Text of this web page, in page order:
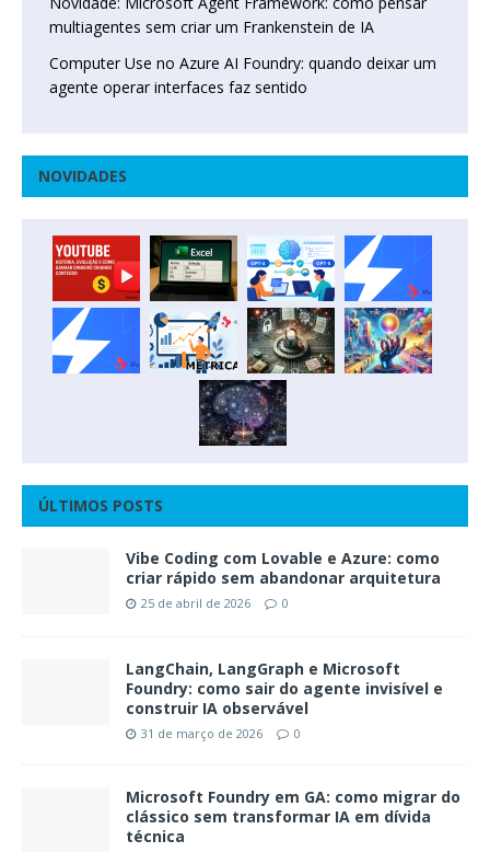
multiagentes sem criar um Frankenstein de IA
Computer Use no Azure AI Foundry: quando deixar um
agente operar interfaces faz sentido
NOVIDADES
ÚLTIMOS POSTS
Vibe Coding com Lovable e Azure: como
criar rápido sem abandonar arquitetura
25 de abril de 2026 0
LangChain, LangGraph e Microsoft
Foundry: como sair do agente invisível e
construir IA observável
31 de março de 2026 0
Microsoft Foundry em GA: como migrar do
clássico sem transformar IA em dívida
técnica